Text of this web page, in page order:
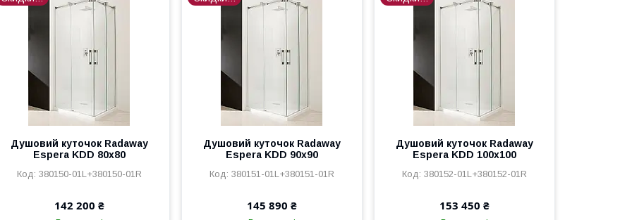
Душовий куточок Radaway
Espera KDD 80x80
380150-01L+380150-01R
142 200 ₴
Душовий куточок Radaway
Espera KDD 90x90
380151-01L+380151-01R
145 890 ₴
Душовий куточок Radaway
Espera KDD 100x100
380152-01L+380152-01R
153 450 ₴